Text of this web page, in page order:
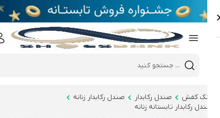
Mobile header search
e
کفش صندل رکابدار
صندل رکابدار زنانه
رکابدار تابستانه زنانه